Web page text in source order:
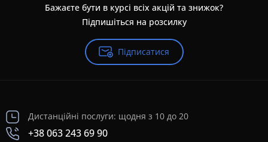
Бажаєте бути в курсі всіх акцій та знижок?
Підпишіться на розсилку
Підписатися
Дистанційні послуги: щодня з 10 до 20
+38 063 243 69 90